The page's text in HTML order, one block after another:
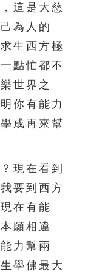
這是大慈
為人的
生西方極
點忙都不
世界之
你有能力
成再來幫
現在看到
要到西方
在有能
願相違
力幫兩
學佛最大